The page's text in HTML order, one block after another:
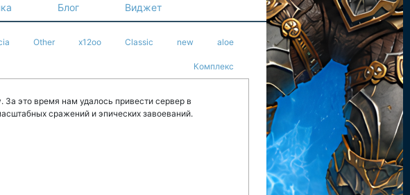
Блог Виджет
Other x12oo Classic new aloe
Комплекс
За это время нам удалось привести сервер в
сражений и эпических завоеваний.